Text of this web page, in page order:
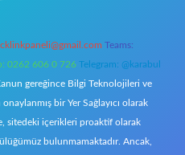
Teams:
0262 606 0 726 Telegram: @karabul
gereğince Bilgi Teknolojileri ve
bir Yer Sağlayıcı olarak
sitedeki içerikleri proaktif olarak
bulunmamaktadır. Ancak,